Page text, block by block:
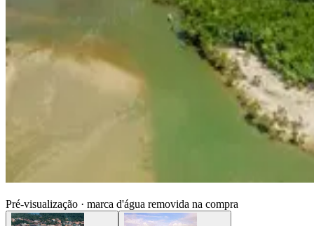
Pré-visualização · marca d'água removida na compra